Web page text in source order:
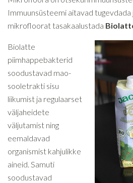
Immuunsüsteemi aitavad tugevdada
mikrofloorat tasakaalustada
Biolatte
piimhappebakterid
soodustavad mao-
sooletrakti sisu
liikumist ja regulaarset
väljaheidete
väljutamist ning
eemaldavad
organismist kahjulikke
aineid. Samuti
soodustavad